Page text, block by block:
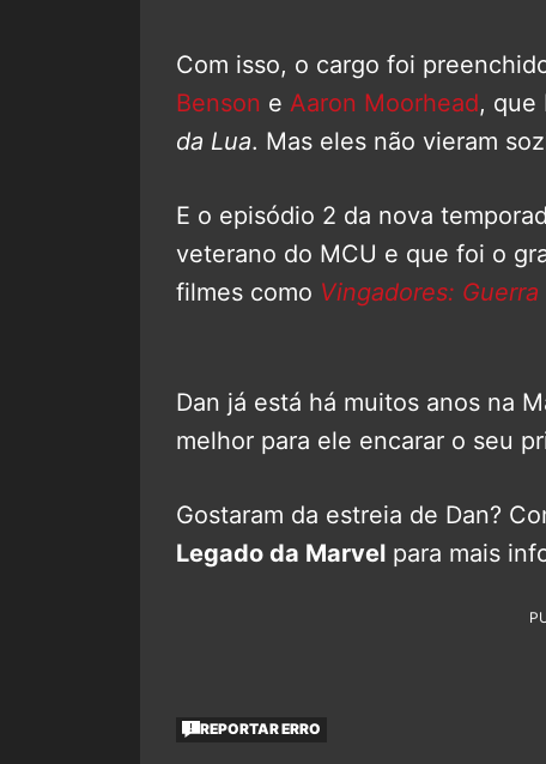
Com isso, o cargo foi
Benson e Aaron Moorhead, que
da Lua. Mas eles não vieram
E o episódio 2 da nova
veterano do MCU e que foi o
filmes como Vingadores:
Dan já está há muitos anos na
melhor para ele encarar o seu
Gostaram da estreia de Dan?
Legado da Marvel para mais
REPORTAR ERRO